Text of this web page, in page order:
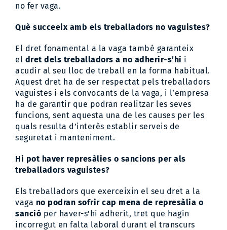
no fer vaga.
Què succeeix amb els treballadors no vaguistes?
El dret fonamental a la vaga també garanteix
el dret dels treballadors a no adherir-s’hi i
acudir al seu lloc de treball en la forma habitual.
Aquest dret ha de ser respectat pels treballadors
vaguistes i els convocants de la vaga, i l’empresa
ha de garantir que podran realitzar les seves
funcions, sent aquesta una de les causes per les
quals resulta d’interès establir serveis de
seguretat i manteniment.
Hi pot haver represàlies o sancions per als
treballadors vaguistes?
Els treballadors que exerceixin el seu dret a la
vaga no podran sofrir cap mena de represàlia o
sanció per haver-s’hi adherit, tret que hagin
incorregut en falta laboral durant el transcurs